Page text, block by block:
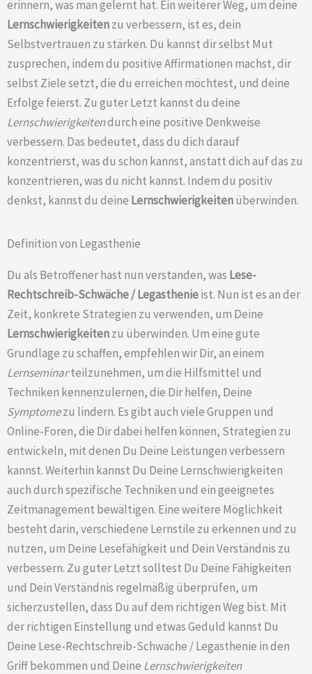
erinnern, was man gelernt hat. Ein weiterer Weg, um deine
Lernschwierigkeitenzu verbessern, ist es, dein
Selbstvertrauen zu stärken. Du kannst dir selbst Mut
zusprechen, indem du positive Affirmationen machst, dir
selbst Ziele setzt, die du erreichen möchtest, und deine
Erfolge feierst. Zu guter Letzt kannst du deine
Lernschwierigkeitendurch eine positive Denkweise
verbessern. Das bedeutet, dass du dich darauf
konzentrierst, was du schon kannst, anstatt dich auf das zu
konzentrieren, was du nicht kannst. Indem du positiv
denkst, kannst du deine Lernschwierigkeitenüberwinden.
Definition von Legasthenie
Du als Betroffener hast nun verstanden, was Lese-
Rechtschreib-Schwäche /Legasthenieist. Nun ist es an der
Zeit, konkrete Strategien zu verwenden, um Deine
Lernschwierigkeitenzu überwinden. Um eine gute
Grundlage zu schaffen, empfehlen wir Dir, an einem
Lernseminarteilzunehmen, um die Hilfsmittel und
Techniken kennenzulernen, die Dir helfen, Deine
Symptomezu lindern. Es gibt auch viele Gruppen und
Online-Foren, die Dir dabei helfen können, Strategien zu
entwickeln, mit denen Du Deine Leistungen verbessern
kannst. Weiterhin kannst Du Deine Lernschwierigkeiten
auch durch spezifische Techniken und ein geeignetes
Zeitmanagement bewältigen. Eine weitere Möglichkeit
besteht darin, verschiedene Lernstile zu erkennen und zu
nutzen, um Deine Lesefähigkeit und Dein Verständnis zu
verbessern. Zu guter Letzt solltest Du Deine Fähigkeiten
und Dein Verständnis regelmäßig überprüfen, um
sicherzustellen, dass Du auf dem richtigen Weg bist. Mit
der richtigen Einstellung und etwas Geduld kannst Du
Deine Lese-Rechtschreib-Schwäche / Legasthenie in den
Griff bekommen und Deine Lernschwierigkeiten